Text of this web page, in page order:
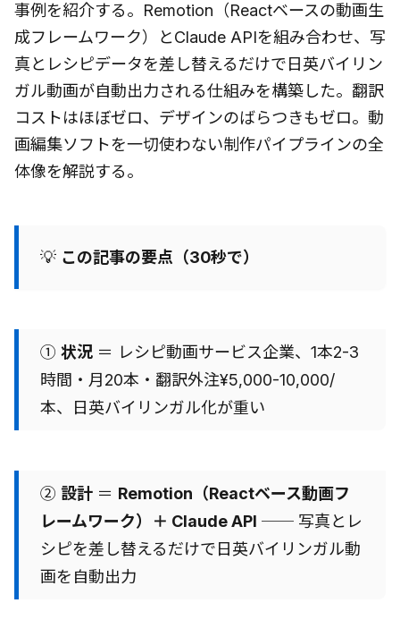
事例を紹介する。Remotion（Reactベースの動画生
成フレームワーク）とClaude APIを組み合わせ、写
真とレシピデータを差し替えるだけで日英バイリン
ガル動画が自動出力される仕組みを構築した。翻訳
コストはほぼゼロ、デザインのばらつきもゼロ。動
画編集ソフトを一切使わない制作パイプラインの全
体像を解説する。
💡 この記事の要点（30秒で）
① 状況 ＝ レシピ動画サービス企業、1本2-3
時間・月20本・翻訳外注¥5,000-10,000/
本、日英バイリンガル化が重い
② 設計 ＝ Remotion（Reactベース動画フ
レームワーク）＋ Claude API ── 写真とレ
シピを差し替えるだけで日英バイリンガル動
画を自動出力